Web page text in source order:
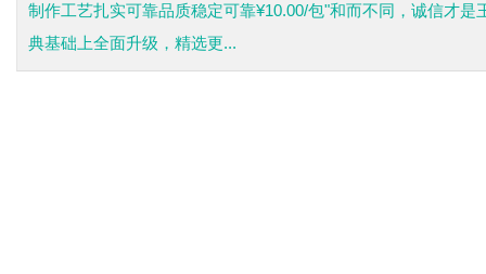
制作工艺扎实可靠品质稳定可靠¥10.00/包"和而不同，诚信才
典基础上全面升级，精选更...